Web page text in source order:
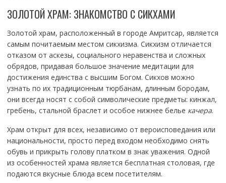
ЗОЛОТОЙ ХРАМ: ЗНАКОМСТВО С СИКХАМИ
Золотой храм, расположенный в городе Амритсар, является
самым почитаемым местом сикхизма. Сикхизм отличается
отказом от аскезы, социального неравенства и сложных
обрядов, придавая большое значение медитации для
достижения единства с высшим Богом. Сикхов можно
узнать по их традиционным тюрбанам, длинным бородам,
они всегда носят с собой символические предметы: кинжал,
гребень, стальной браслет и особое нижнее белье качера.
Храм открыт для всех, независимо от вероисповедания или
национальности, просто перед входом необходимо снять
обувь и прикрыть голову платком в знак уважения. Одной
из особенностей храма является бесплатная столовая, где
подаются вкусные блюда всем посетителям.